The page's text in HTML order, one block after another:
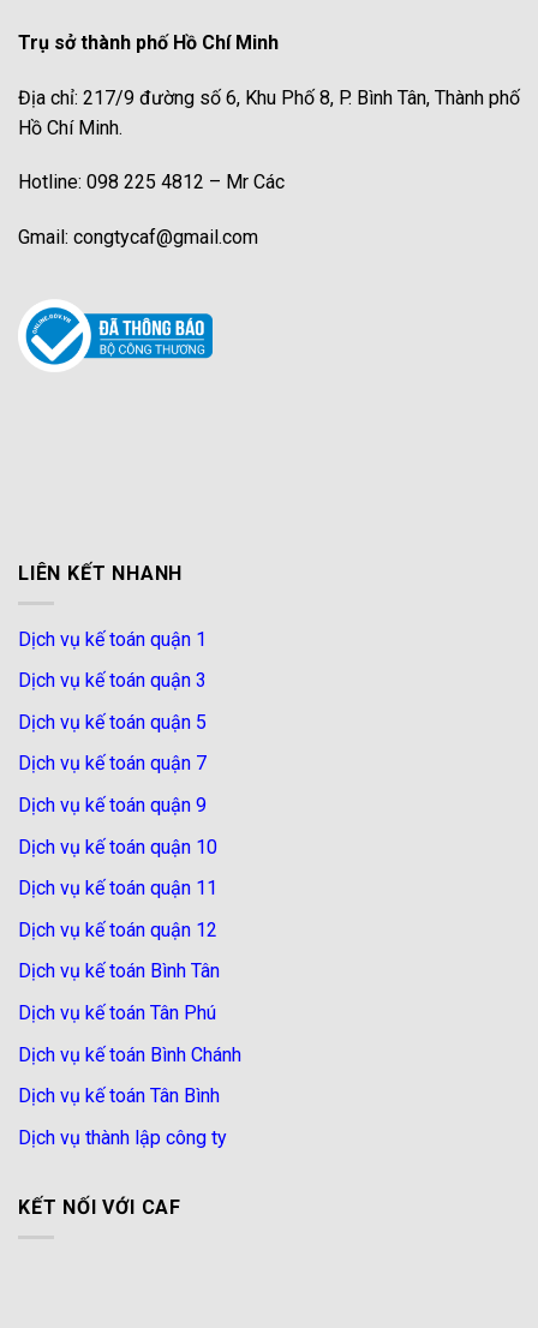
Trụ sở thành phố Hồ Chí Minh
Địa chỉ: 217/9 đường số 6, Khu Phố 8, P. Bình Tân, Thành phố
Hồ Chí Minh.
Hotline: 098 225 4812 – Mr Các
Gmail: congtycaf@gmail.com
LIÊN KẾT NHANH
Dịch vụ kế toán quận 1
Dịch vụ kế toán quận 3
Dịch vụ kế toán quận 5
Dịch vụ kế toán quận 7
Dịch vụ kế toán quận 9
Dịch vụ kế toán quận 10
Dịch vụ kế toán quận 11
Dịch vụ kế toán quận 12
Dịch vụ kế toán Bình Tân
Dịch vụ kế toán Tân Phú
Dịch vụ kế toán Bình Chánh
Dịch vụ kế toán Tân Bình
Dịch vụ thành lập công ty
KẾT NỐI VỚI CAF